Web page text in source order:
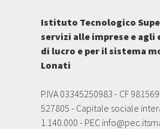
Istituto Tecnologico
servizi alle imprese e agli
di lucro e per il sistema
Lonati
P.IVA 03345250983 - CF
527805 - Capitale sociale
1.140.000 - PEC